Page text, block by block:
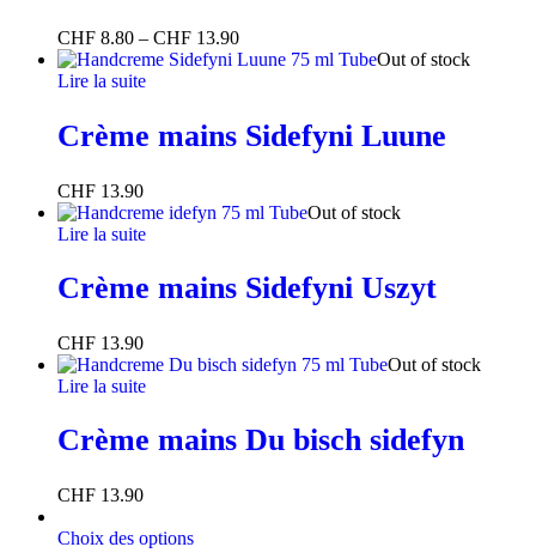
CHF 8.80 – CHF 13.90
Out of stock
Lire la suite
Crème mains Sidefyni Luune
CHF 13.90
Out of stock
Lire la suite
Crème mains Sidefyni Uszyt
CHF 13.90
Out of stock
Lire la suite
Crème mains Du bisch sidefyn
CHF 13.90
Choix des options